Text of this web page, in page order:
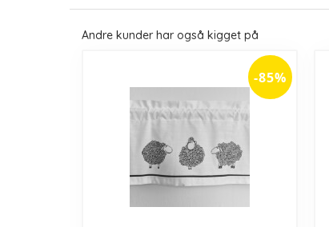
Andre kunder har også kigget på
-85%